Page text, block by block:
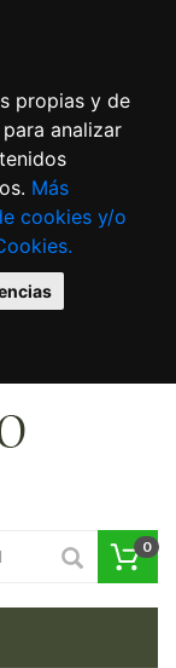
propias y de
analizar
Más
cookies y/o
0